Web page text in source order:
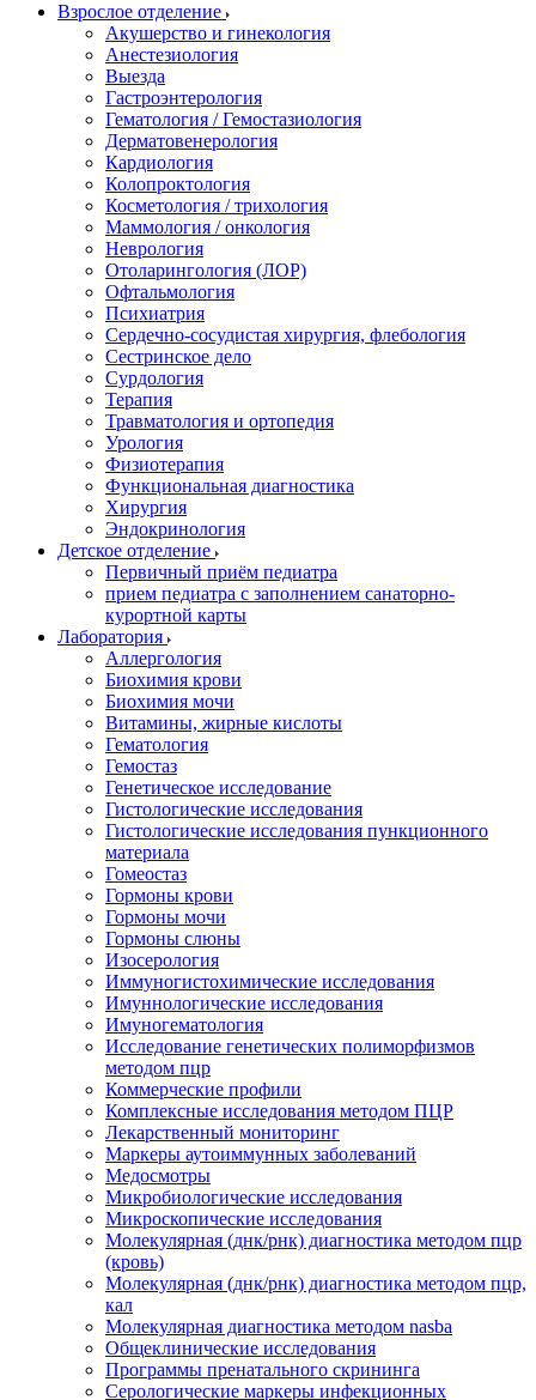
Взрослое отделение
Акушерство и гинекология
Анестезиология
Выезда
Гастроэнтерология
Гематология / Гемостазиология
Дерматовенерология
Кардиология
Колопроктология
Косметология / трихология
Маммология / онкология
Неврология
Отоларингология (ЛОР)
Офтальмология
Психиатрия
Сердечно-сосудистая хирургия, флебология
Сестринское дело
Сурдология
Терапия
Травматология и ортопедия
Урология
Физиотерапия
Функциональная диагностика
Хирургия
Эндокринология
Детское отделение
Первичный приём педиатра
прием педиатра с заполнением санаторно-
курортной карты
Лаборатория
Аллергология
Биохимия крови
Биохимия мочи
Витамины, жирные кислоты
Гематология
Гемостаз
Генетическое исследование
Гистологические исследования
Гистологические исследования пункционного
материала
Гомеостаз
Гормоны крови
Гормоны мочи
Гормоны слюны
Изосерология
Иммуногистохимические исследования
Имуннологические исследования
Имуногематология
Исследование генетических полиморфизмов
методом пцр
Коммерческие профили
Комплексные исследования методом ПЦР
Лекарственный мониторинг
Маркеры аутоиммунных заболеваний
Медосмотры
Микробиологические исследования
Микроскопические исследования
Молекулярная (днк/рнк) диагностика методом пцр
(кровь)
Молекулярная (днк/рнк) диагностика методом пцр,
кал
Молекулярная диагностика методом nasba
Общеклинические исследования
Программы пренатального скрининга
Серологические маркеры инфекционных